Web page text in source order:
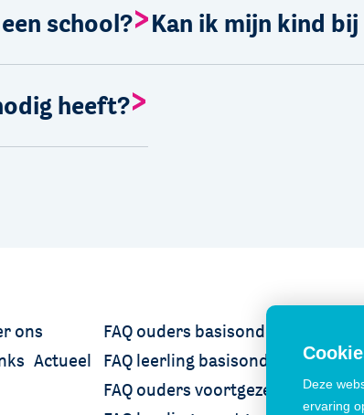
Deze
ervaring
school? Kan ik mijn kind
heeft?
ons
Actueel
FAQ ouders basisonderwijs
FAQ leerling basisonderwijs
FAQ ouders voortgezet onderwijs